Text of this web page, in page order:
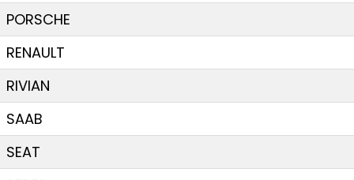
PORSCHE
RENAULT
RIVIAN
SAAB
SEAT